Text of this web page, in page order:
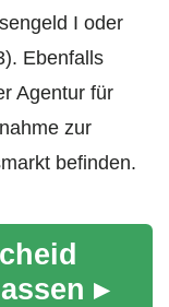
I oder
Ebenfalls
Agentur für
zur
befinden.
▸